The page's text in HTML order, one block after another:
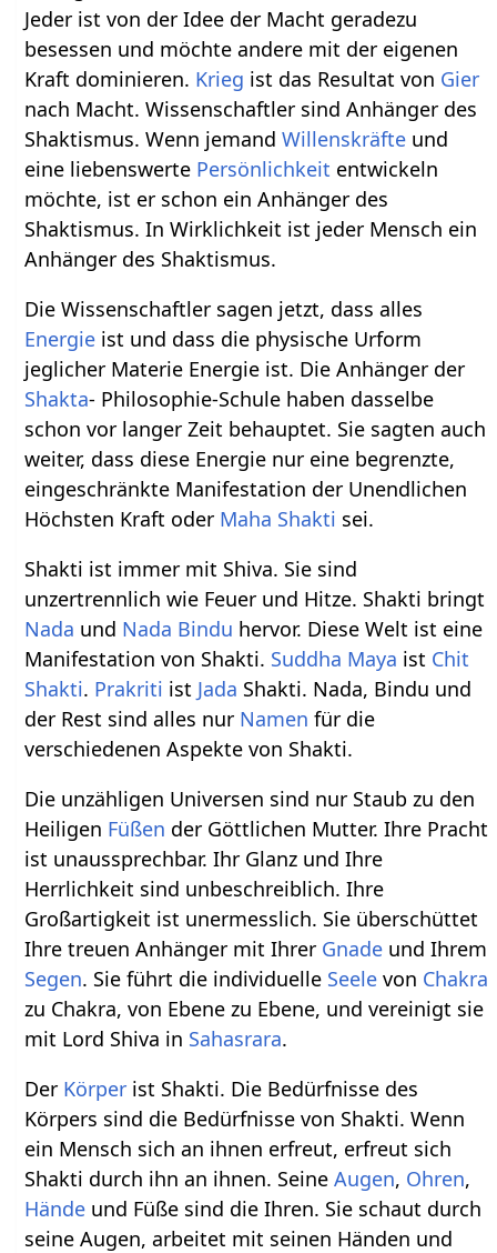
Jeder ist von der Idee der Macht geradezu
besessen und möchte andere mit der eigenen
Kraft dominieren. Krieg ist das Resultat von Gier
nach Macht. Wissenschaftler sind Anhänger des
Shaktismus. Wenn jemandWillenskräfte und
eine liebenswerte Persönlichkeit entwickeln
möchte, ist er schon ein Anhänger des
Shaktismus. In Wirklichkeit ist jeder Mensch ein
Anhänger des Shaktismus.
Die Wissenschaftler sagen jetzt, dass alles
Energie ist und dass die physische Urform
jeglicher Materie Energie ist. Die Anhänger der
Shakta- Philosophie-Schule haben dasselbe
schon vor langer Zeit behauptet. Sie sagten auch
weiter, dass diese Energie nur eine begrenzte,
eingeschränkte Manifestation der Unendlichen
Höchsten Kraft oder Maha Shakti sei.
Shakti ist immer mit Shiva. Sie sind
unzertrennlich wie Feuer und Hitze. Shakti bringt
Nada und Nada Bindu hervor. Diese Welt ist eine
Manifestation von Shakti. Suddha Maya ist Chit
Shakti. Prakriti ist Jada Shakti. Nada, Bindu und
der Rest sind alles nur Namen für die
verschiedenen Aspekte von Shakti.
Die unzähligen Universen sind nur Staub zu den
Heiligen Füßen der Göttlichen Mutter. Ihre Pracht
ist unaussprechbar. Ihr Glanz und Ihre
Herrlichkeit sind unbeschreiblich. Ihre
Großartigkeit ist unermesslich. Sie überschüttet
Ihre treuen Anhänger mit Ihrer Gnade und Ihrem
Segen. Sie führt die individuelle Seele von Chakra
zu Chakra, von Ebene zu Ebene, und vereinigt sie
mit Lord Shiva in Sahasrara.
Der Körper ist Shakti. Die Bedürfnisse des
Körpers sind die Bedürfnisse von Shakti. Wenn
ein Mensch sich an ihnen erfreut, erfreut sich
Shakti durch ihn an ihnen. SeineAugen, Ohren,
Hände und Füße sind die Ihren. Sie schaut durch
seine Augen, arbeitet mit seinen Händen und